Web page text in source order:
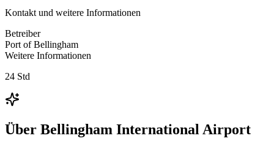
Kontakt und weitere Informationen
Betreiber
Port of Bellingham
Weitere Informationen
24 Std
Über Bellingham International Airport